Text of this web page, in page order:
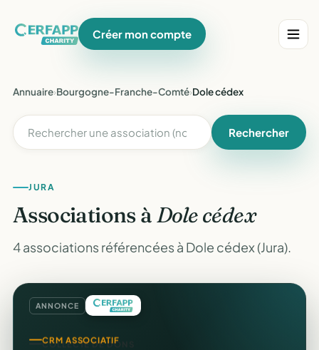
Créer mon compte
Annuaire›Bourgogne-Franche-Comté›Dole cédex
Rechercher
JURA
Associations àDole cédex
4 associations référencées à Dole cédex (Jura).
ANNONCE
CRM ASSOCIATIF
COLLECTE DE DONS